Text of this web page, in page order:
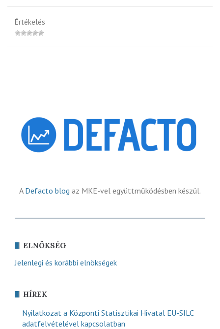
Értékelés
A Defacto blog az MKE-vel együttműködésben készül.
ELNÖKSÉG
Jelenlegi és korábbi elnökségek
HÍREK
Nyilatkozat a Központi Statisztikai Hivatal EU-SILC
adatfelvételével kapcsolatban